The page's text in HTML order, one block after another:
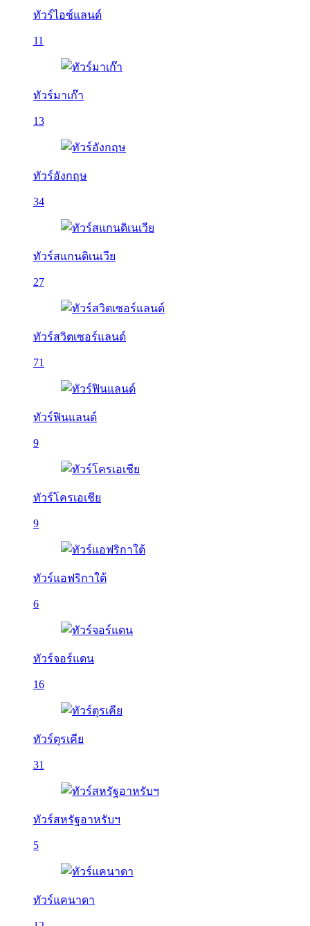
ทัวร์ไอซ์แลนด์
11
ทัวร์มาเก๊า
13
ทัวร์อังกฤษ
34
ทัวร์สแกนดิเนเวีย
27
ทัวร์สวิตเซอร์แลนด์
71
ทัวร์ฟินแลนด์
9
ทัวร์โครเอเชีย
9
ทัวร์แอฟริกาใต้
6
ทัวร์จอร์แดน
16
ทัวร์ตุรเคีย
31
ทัวร์สหรัฐอาหรับฯ
5
ทัวร์แคนาดา